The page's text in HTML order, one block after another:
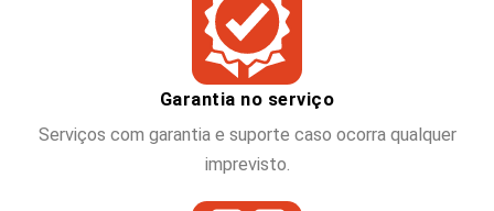
Garantia no serviço
Serviços com garantia e suporte caso ocorra qualquer
imprevisto.